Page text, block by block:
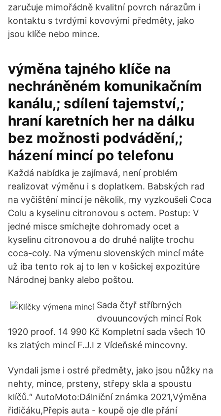
zaručuje mimořádně kvalitní povrch nárazům i
kontaktu s tvrdými kovovými předměty, jako
jsou klíče nebo mince.
výměna tajného klíče na
nechráněném komunikačním
kanálu,; sdílení tajemství,;
hraní karetních her na dálku
bez možnosti podvádění,;
házení mincí po telefonu
Každá nabídka je zajímavá, není problém
realizovat výměnu i s doplatkem. Babských rad
na vyčištění mincí je několik, my vyzkoušeli Coca
Colu a kyselinu citronovou s octem. Postup: V
jedné misce smíchejte dohromady ocet a
kyselinu citronovou a do druhé nalijte trochu
coca-coly. Na výmenu slovenských mincí máte
už iba tento rok aj to len v košickej expozitúre
Národnej banky alebo poštou.
Sada čtyř stříbrných
dvouuncových mincí Rok
1920 proof. 14 990 Kč Kompletní sada všech 10
ks zlatých mincí F.J.I z Vídeňské mincovny.
Vyndali jsme i ostré předměty, jako jsou nůžky na
nehty, mince, prsteny, střepy skla a spoustu
klíčů.“ AutoMoto:Dálniční známka 2021,Výměna
řidičáku,Přepis auta - koupě oje dle přání